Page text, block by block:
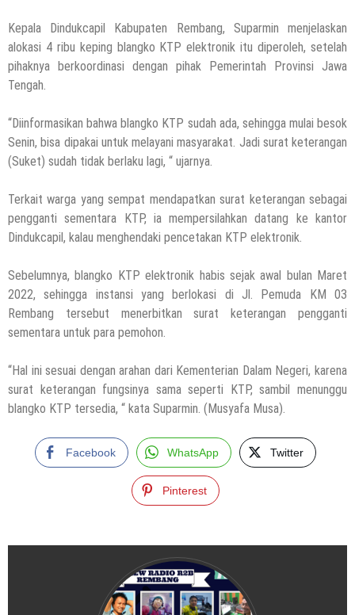
Kepala Dindukcapil Kabupaten Rembang, Suparmin menjelaskan
alokasi 4 ribu keping blangko KTP elektronik itu diperoleh, setelah
pihaknya berkoordinasi dengan pihak Pemerintah Provinsi Jawa
Tengah.
“Diinformasikan bahwa blangko KTP sudah ada, sehingga mulai besok
Senin, bisa dipakai untuk melayani masyarakat. Jadi surat keterangan
(Suket) sudah tidak berlaku lagi, “ ujarnya.
Terkait warga yang sempat mendapatkan surat keterangan sebagai
pengganti sementara KTP, ia mempersilahkan datang ke kantor
Dindukcapil, kalau menghendaki pencetakan KTP elektronik.
Sebelumnya, blangko KTP elektronik habis sejak awal bulan Maret
2022, sehingga instansi yang berlokasi di Jl. Pemuda KM 03
Rembang tersebut menerbitkan surat keterangan pengganti
sementara untuk para pemohon.
“Hal ini sesuai dengan arahan dari Kementerian Dalam Negeri, karena
surat keterangan fungsinya sama seperti KTP, sambil menunggu
blangko KTP tersedia, “ kata Suparmin. (Musyafa Musa).
Facebook WhatsApp Twitter
Pinterest